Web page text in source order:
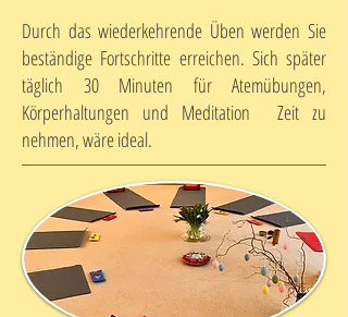
Durch das wiederkehrende Üben werden Sie
beständige Fortschritte erreichen. Sich später
täglich 30 Minuten für Atemübungen,
Körperhaltungen und Meditation Zeit zu
nehmen, wäre ideal.